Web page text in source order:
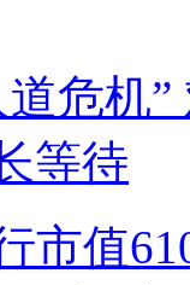
道危机
等待
市值